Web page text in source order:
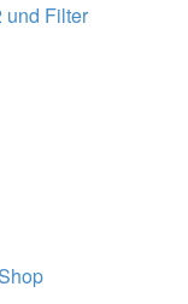
und Filter